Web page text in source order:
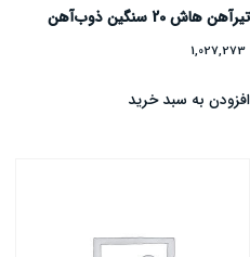
هاش 20 سنگین ذوب‌آهن
به سبد خرید